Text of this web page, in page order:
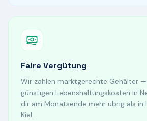
Faire Vergütung
Wir zahlen marktgerechte Gehälter
günstigen Lebenshaltungskosten in
dir am Monatsende mehr übrig als in
Kiel.